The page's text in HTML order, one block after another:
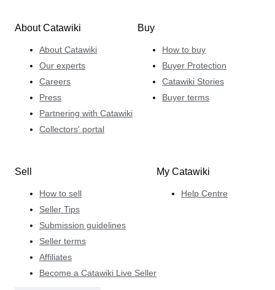
About Catawiki
About Catawiki
Our experts
Careers
Press
Partnering with Catawiki
Collectors' portal
Buy
How to buy
Buyer Protection
Catawiki Stories
Buyer terms
Sell
How to sell
Seller Tips
Submission guidelines
Seller terms
Affiliates
Become a Catawiki Live Seller
My Catawiki
Help Centre